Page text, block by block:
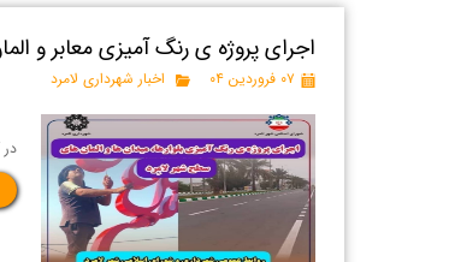
اجرای پروژه ی رنگ آمیزی معابر و
۰۷ فروردین ۰۴ اخبار شهرداری لامرد
در